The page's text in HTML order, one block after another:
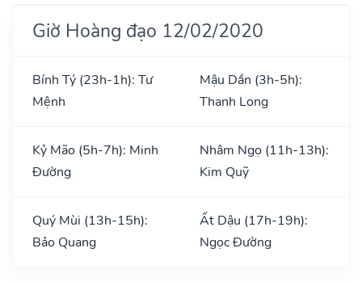
Giờ Hoàng đạo 12/02/2020
Bính Tý (23h-1h): Tư
Mệnh
Mậu Dần (3h-5h):
Thanh Long
Kỷ Mão (5h-7h): Minh
Đường
Nhâm Ngọ (11h-13h):
Kim Quỹ
Quý Mùi (13h-15h):
Bảo Quang
Ất Dậu (17h-19h):
Ngọc Đường